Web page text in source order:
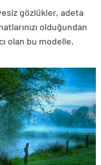
gözlükler, adeta
olduğundan
olan bu modelle,